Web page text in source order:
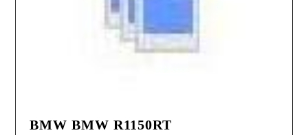
BMW BMW R1150RT